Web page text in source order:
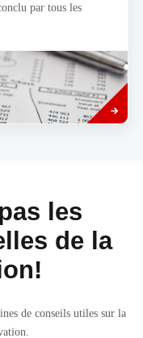
par tous les
Savoir
plus
les
de la
de conseils utiles sur la